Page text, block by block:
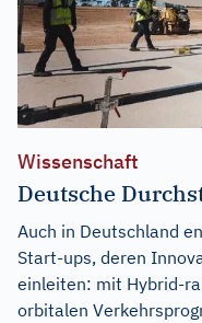
Wissenschaft
Deutsche
Auch in Deutschland
Start-ups, deren
einleiten: mit Hybrid-
orbitalen